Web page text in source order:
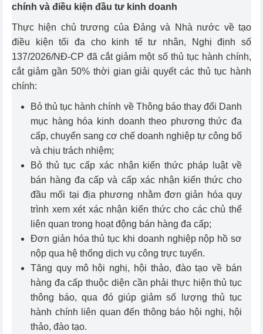
chính và điều kiện đầu tư kinh doanh
Thực hiện chủ trương của Đảng và Nhà nước về tạo
điều kiện tối đa cho kinh tế tư nhân, Nghị định số
137/2026/NĐ-CP đã cắt giảm một số thủ tục hành chính,
cắt giảm gần 50% thời gian giải quyết các thủ tục hành
chính:
Bỏ thủ tục hành chính về Thông báo thay đổi Danh
mục hàng hóa kinh doanh theo phương thức đa
cấp, chuyển sang cơ chế doanh nghiệp tự công bố
và chịu trách nhiệm;
Bỏ thủ tục cấp xác nhận kiến thức pháp luật về
bán hàng đa cấp và cấp xác nhận kiến thức cho
đầu mối tại địa phương nhằm đơn giản hóa quy
trình xem xét xác nhận kiến thức cho các chủ thể
liên quan trong hoạt động bán hàng đa cấp;
Đơn giản hóa thủ tục khi doanh nghiệp nộp hồ sơ
nộp qua hệ thống dịch vụ công trực tuyến.
Tăng quy mô hội nghị, hội thảo, đào tạo về bán
hàng đa cấp thuộc diện cần phải thực hiện thủ tục
thông báo, qua đó giúp giảm số lượng thủ tục
hành chính liên quan đến thông báo hội nghị, hội
thảo, đào tạo.